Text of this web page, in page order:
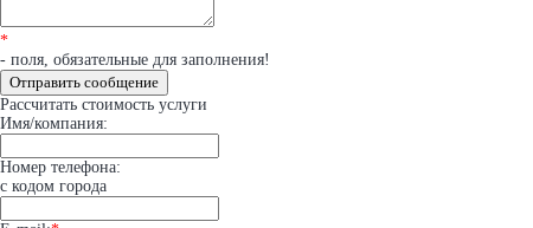
*
- поля, обязательные для заполнения!
Отправить сообщение
Рассчитать стоимость услуги
Имя/компания:
Номер телефона:
с кодом города